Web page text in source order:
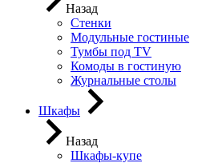
Назад
Стенки
Модульные гостиные
Тумбы под ТV
Комоды в гостиную
Журнальные столы
Шкафы
Назад
Шкафы-купе